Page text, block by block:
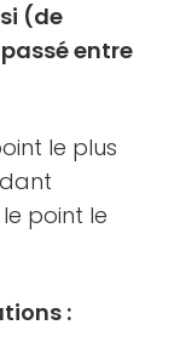
(de
entre
le plus
point le
: